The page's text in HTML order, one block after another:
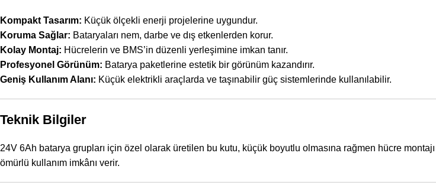
Kompakt Tasarım: Küçük ölçekli enerji projelerine uygundur.
Koruma Sağlar: Bataryaları nem, darbe ve dış etkenlerden korur.
Kolay Montaj: Hücrelerin ve BMS’in düzenli yerleşimine imkan tanır.
Profesyonel Görünüm: Batarya paketlerine estetik bir görünüm kazandırır.
Geniş Kullanım Alanı: Küçük elektrikli araçlarda ve taşınabilir güç sistemlerinde kullanılabilir.
Teknik Bilgiler
24V 6Ah batarya grupları için özel olarak üretilen bu kutu, küçük boyutlu olmasına rağmen hücre
ömürlü kullanım imkânı verir.